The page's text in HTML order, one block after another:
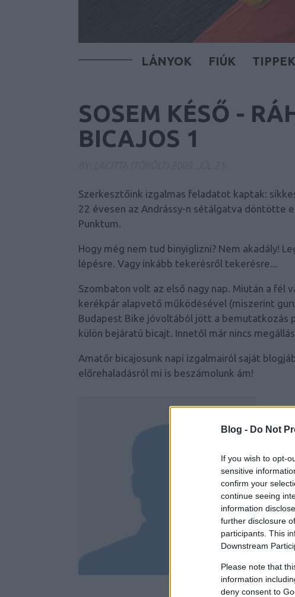
Blog - Do Not
If you wish to opt-
sensitive
confirm your
continue seeing
information
further disclosure
participants. This
Downstream
Please note that
information
deny consent to
LÁNYOK FIÚK TIPPEK
SOSEM KÉSŐ -
BICAJOS 1
Szerkesztőink izgalmas feladatot kaptak:
22 évesen az Andrássy-n sétálgatva döntötte
Punktum.
Hogy még nem tud binyiglizni? Nem akadály!
lépésre. Vagy inkább tekerésről tekerésre...
Szombaton volt az első nagy nap. Miután a fél
kerékpár alapvető működésével (miszerint
Budapest Bike jóvoltából jött a bemutatkozás
külön bejáratú bicajt. Innetől már nincs
Amatőr bicajosunk napi izgalmairól saját
előrehaladásról mi is beszámolunk ám!